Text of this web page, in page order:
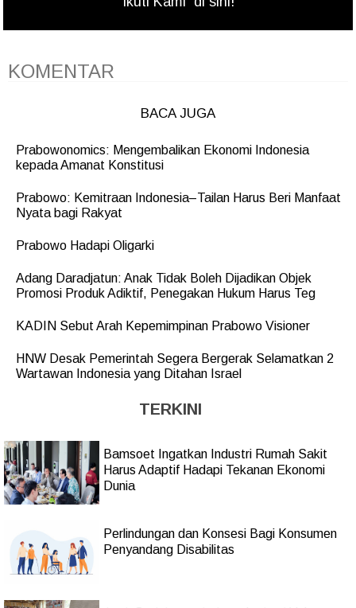
KOMENTAR
BACA JUGA
Prabowonomics: Mengembalikan Ekonomi Indonesia
kepada Amanat Konstitusi
Prabowo: Kemitraan Indonesia–Tailan Harus Beri Manfaat
Nyata bagi Rakyat
Prabowo Hadapi Oligarki
Adang Daradjatun: Anak Tidak Boleh Dijadikan Objek
Promosi Produk Adiktif, Penegakan Hukum Harus Teg
KADIN Sebut Arah Kepemimpinan Prabowo Visioner
HNW Desak Pemerintah Segera Bergerak Selamatkan 2
Wartawan Indonesia yang Ditahan Israel
TERKINI
Bamsoet Ingatkan Industri Rumah Sakit
Harus Adaptif Hadapi Tekanan Ekonomi
Dunia
Perlindungan dan Konsesi Bagi Konsumen
Penyandang Disabilitas